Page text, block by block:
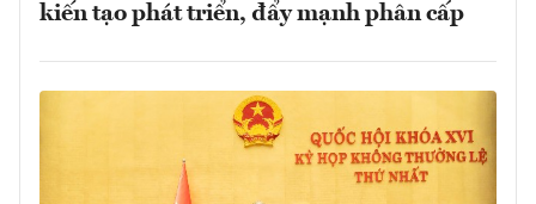
kiến tạo phát triển, đẩy mạnh phân cấp